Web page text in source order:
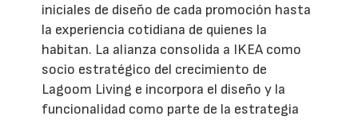
iniciales de diseño de cada promoción hasta
la experiencia cotidiana de quienes la
habitan. La alianza consolida a IKEA como
socio estratégico del crecimiento de
Lagoom Living e incorpora el diseño y la
funcionalidad como parte de la estrategia